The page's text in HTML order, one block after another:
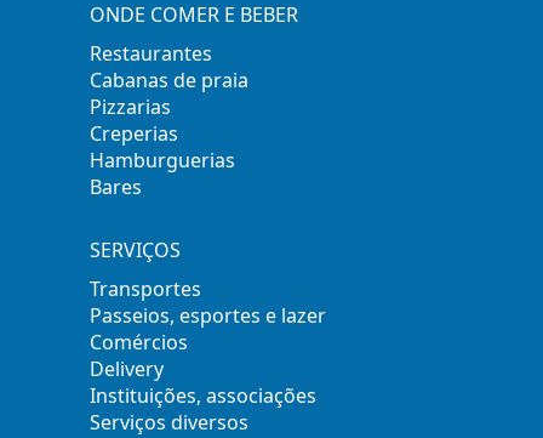
ONDE COMER E BEBER
Restaurantes
Cabanas de praia
Pizzarias
Creperias
Hamburguerias
Bares
SERVIÇOS
Transportes
Passeios, esportes e lazer
Comércios
Delivery
Instituições, associações
Serviços diversos